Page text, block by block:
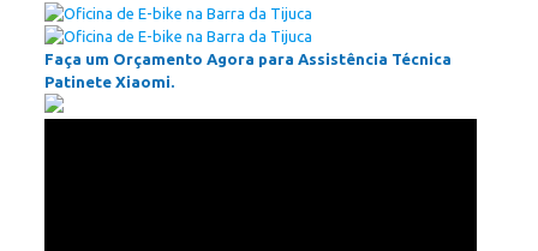
Faça um Orçamento Agora para Assistência Técnica
Patinete Xiaomi.